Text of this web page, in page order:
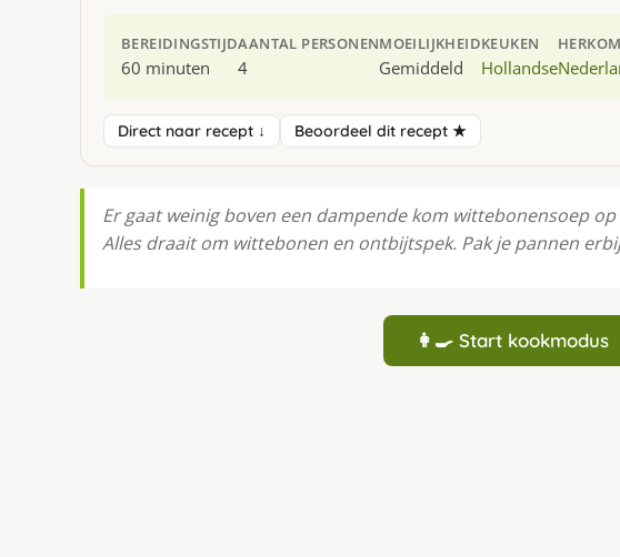
BEREIDINGSTIJD
60 minuten
AANTAL PERSONEN
4
MOEILIJKHEID
Gemiddeld
KEUKEN
Hollandse
Direct naar recept ↓ Beoordeel dit recept ★
Er gaat weinig boven een dampende kom wittebonensoep
Alles draait om wittebonen en ontbijtspek. Pak je pannen
👩‍🍳 Start kookmodus